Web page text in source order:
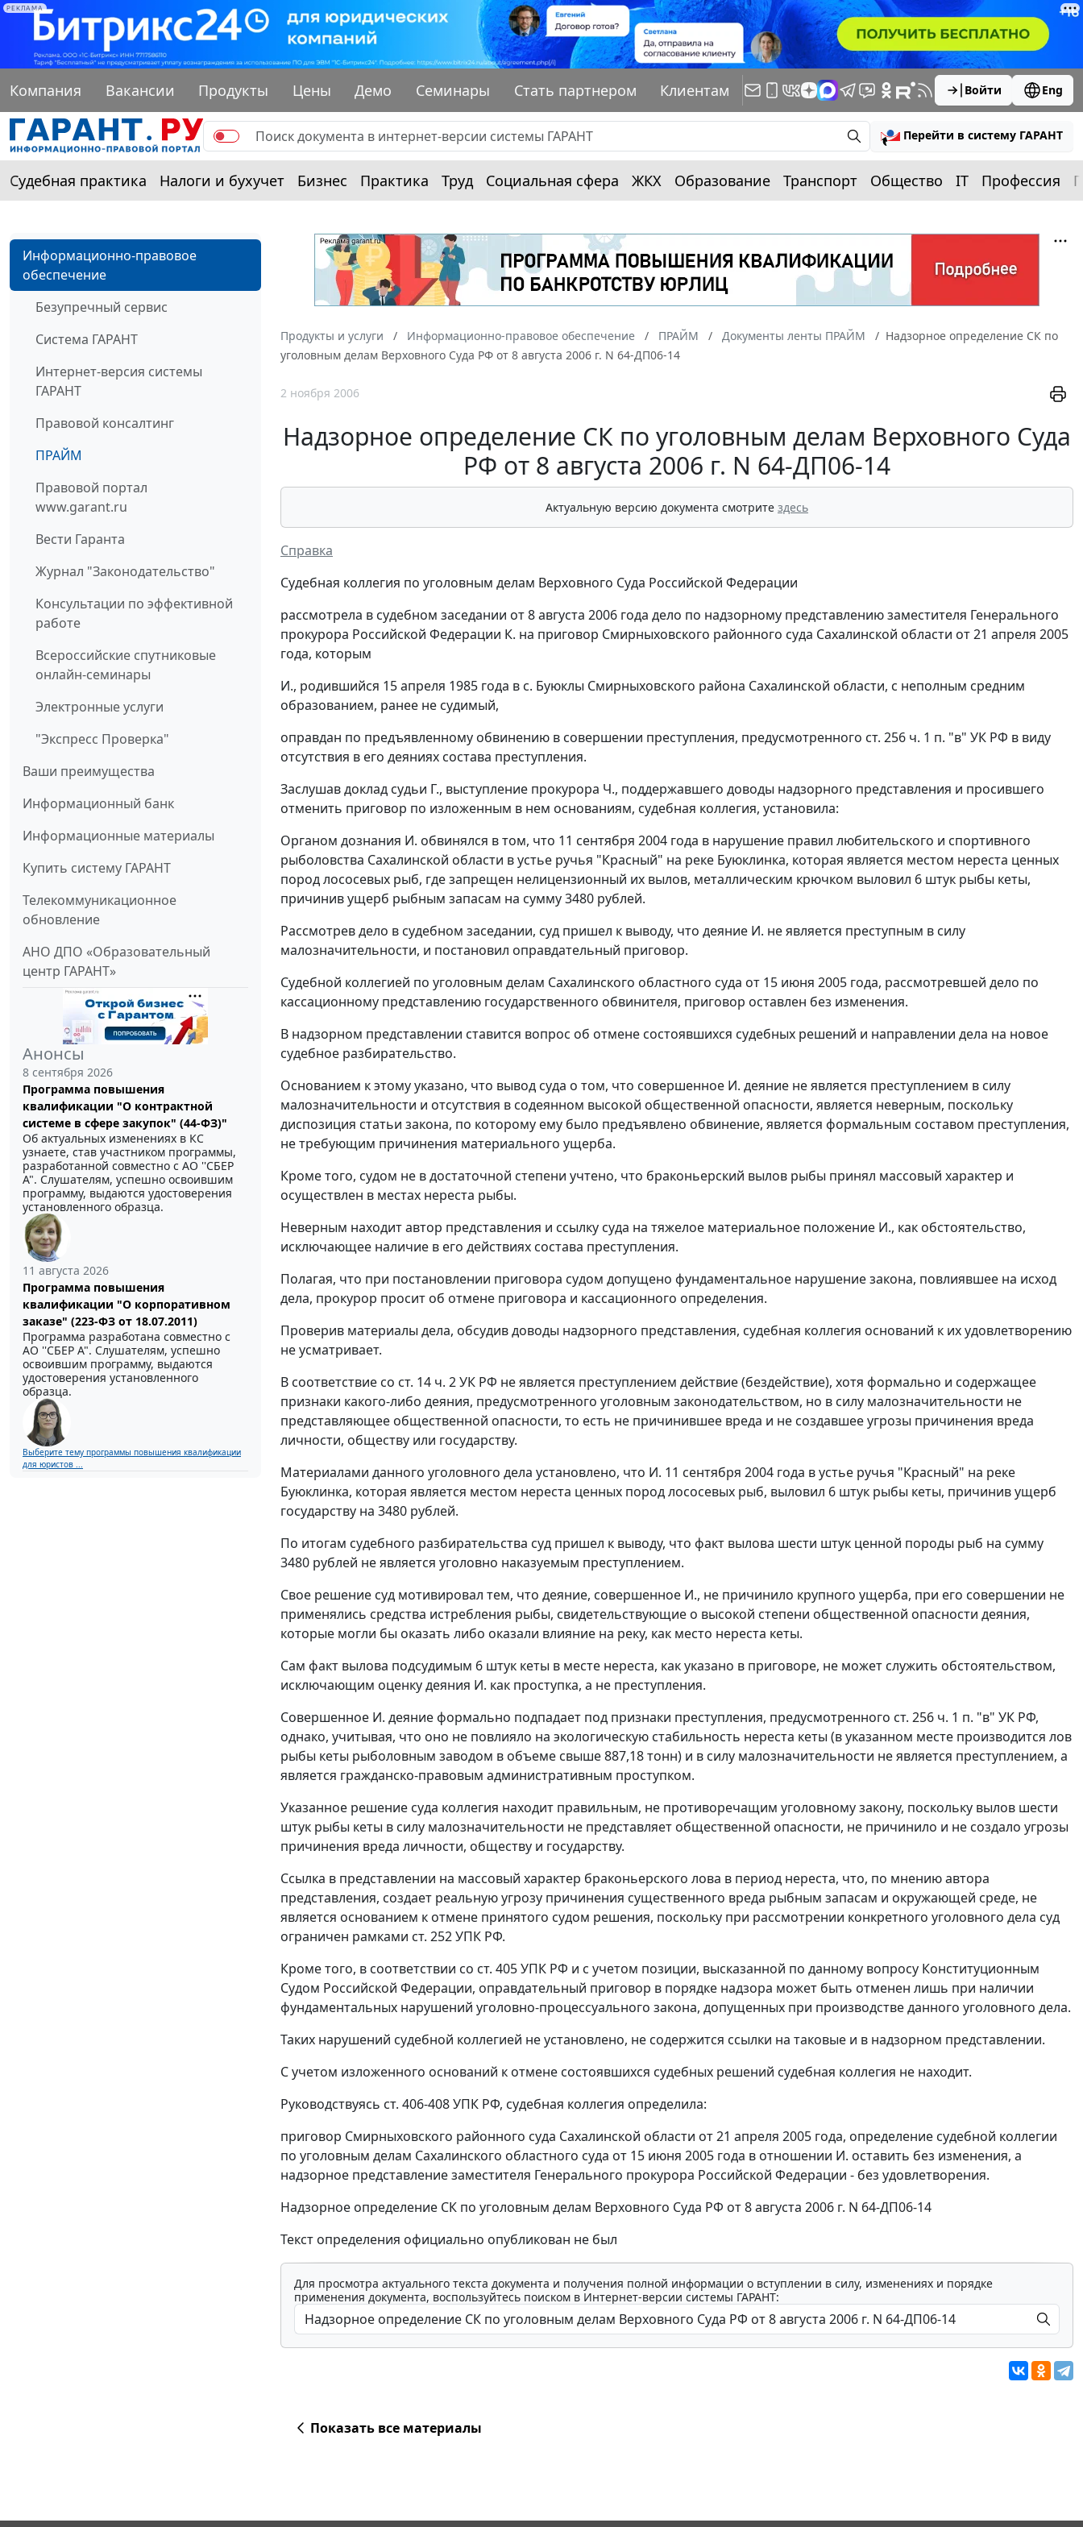
РЕКЛАМА
Компания Вакансии Продукты Цены Демо Семинары Стать партнером Клиентам Войти Eng
Перейти в систему ГАРАНТ
Судебная практика Налоги и бухучет Бизнес Практика Труд Социальная сфера ЖКХ Образование Транспорт Общество IT Профессия
Информационно-правовое
обеспечение
Безупречный сервис
Система ГАРАНТ
Интернет-версия системы
ГАРАНТ
Правовой консалтинг
ПРАЙМ
Правовой портал
www.garant.ru
Вести Гаранта
Журнал "Законодательство"
Консультации по эффективной
работе
Всероссийские спутниковые
онлайн-семинары
Электронные услуги
"Экспресс Проверка"
Ваши преимущества
Информационный банк
Информационные материалы
Купить систему ГАРАНТ
Телекоммуникационное
обновление
АНО ДПО «Образовательный
центр ГАРАНТ»
Анонсы
8 сентября 2026
Программа повышения
квалификации "О контрактной
системе в сфере закупок" (44-ФЗ)"
Об актуальных изменениях в КС
узнаете, став участником программы,
разработанной совместно с АО ''СБЕР
А". Слушателям, успешно освоившим
программу, выдаются удостоверения
установленного образца.
11 августа 2026
Программа повышения
квалификации "О корпоративном
заказе" (223-ФЗ от 18.07.2011)
Программа разработана совместно с
АО ''СБЕР А". Слушателям, успешно
освоившим программу, выдаются
удостоверения установленного
образца.
Выберите тему программы повышения квалификации
для юристов ...
Продукты и услуги Информационно-правовое обеспечение ПРАЙМ Документы ленты ПРАЙМ
Надзорное определение СК по
уголовным делам Верховного Суда РФ от 8 августа 2006 г. N 64-ДП06-14
2 ноября 2006
Надзорное определение СК по уголовным делам Верховного Суда
РФ от 8 августа 2006 г. N 64-ДП06-14
Актуальную версию документа смотрите здесь
Справка
Судебная коллегия по уголовным делам Верховного Суда Российской Федерации
рассмотрела в судебном заседании от 8 августа 2006 года дело по надзорному представлению заместителя Генерального
прокурора Российской Федерации К. на приговор Смирныховского районного суда Сахалинской области от 21 апреля 2005
года, которым
И., родившийся 15 апреля 1985 года в с. Буюклы Смирныховского района Сахалинской области, с неполным средним
образованием, ранее не судимый,
оправдан по предъявленному обвинению в совершении преступления, предусмотренного ст. 256 ч. 1 п. "в" УК РФ в виду
отсутствия в его деяниях состава преступления.
Заслушав доклад судьи Г., выступление прокурора Ч., поддержавшего доводы надзорного представления и просившего
отменить приговор по изложенным в нем основаниям, судебная коллегия, установила:
Органом дознания И. обвинялся в том, что 11 сентября 2004 года в нарушение правил любительского и спортивного
рыболовства Сахалинской области в устье ручья "Красный" на реке Буюклинка, которая является местом нереста ценных
пород лососевых рыб, где запрещен нелицензионный их вылов, металлическим крючком выловил 6 штук рыбы кеты,
причинив ущерб рыбным запасам на сумму 3480 рублей.
Рассмотрев дело в судебном заседании, суд пришел к выводу, что деяние И. не является преступным в силу
малозначительности, и постановил оправдательный приговор.
Судебной коллегией по уголовным делам Сахалинского областного суда от 15 июня 2005 года, рассмотревшей дело по
кассационному представлению государственного обвинителя, приговор оставлен без изменения.
В надзорном представлении ставится вопрос об отмене состоявшихся судебных решений и направлении дела на новое
судебное разбирательство.
Основанием к этому указано, что вывод суда о том, что совершенное И. деяние не является преступлением в силу
малозначительности и отсутствия в содеянном высокой общественной опасности, является неверным, поскольку
диспозиция статьи закона, по которому ему было предъявлено обвинение, является формальным составом преступления,
не требующим причинения материального ущерба.
Кроме того, судом не в достаточной степени учтено, что браконьерский вылов рыбы принял массовый характер и
осуществлен в местах нереста рыбы.
Неверным находит автор представления и ссылку суда на тяжелое материальное положение И., как обстоятельство,
исключающее наличие в его действиях состава преступления.
Полагая, что при постановлении приговора судом допущено фундаментальное нарушение закона, повлиявшее на исход
дела, прокурор просит об отмене приговора и кассационного определения.
Проверив материалы дела, обсудив доводы надзорного представления, судебная коллегия оснований к их удовлетворению
не усматривает.
В соответствие со ст. 14 ч. 2 УК РФ не является преступлением действие (бездействие), хотя формально и содержащее
признаки какого-либо деяния, предусмотренного уголовным законодательством, но в силу малозначительности не
представляющее общественной опасности, то есть не причинившее вреда и не создавшее угрозы причинения вреда
личности, обществу или государству.
Материалами данного уголовного дела установлено, что И. 11 сентября 2004 года в устье ручья "Красный" на реке
Буюклинка, которая является местом нереста ценных пород лососевых рыб, выловил 6 штук рыбы кеты, причинив ущерб
государству на 3480 рублей.
По итогам судебного разбирательства суд пришел к выводу, что факт вылова шести штук ценной породы рыб на сумму
3480 рублей не является уголовно наказуемым преступлением.
Свое решение суд мотивировал тем, что деяние, совершенное И., не причинило крупного ущерба, при его совершении не
применялись средства истребления рыбы, свидетельствующие о высокой степени общественной опасности деяния,
которые могли бы оказать либо оказали влияние на реку, как место нереста кеты.
Сам факт вылова подсудимым 6 штук кеты в месте нереста, как указано в приговоре, не может служить обстоятельством,
исключающим оценку деяния И. как проступка, а не преступления.
Совершенное И. деяние формально подпадает под признаки преступления, предусмотренного ст. 256 ч. 1 п. "в" УК РФ,
однако, учитывая, что оно не повлияло на экологическую стабильность нереста кеты (в указанном месте производится лов
рыбы кеты рыболовным заводом в объеме свыше 887,18 тонн) и в силу малозначительности не является преступлением, а
является гражданско-правовым административным проступком.
Указанное решение суда коллегия находит правильным, не противоречащим уголовному закону, поскольку вылов шести
штук рыбы кеты в силу малозначительности не представляет общественной опасности, не причинило и не создало угрозы
причинения вреда личности, обществу и государству.
Ссылка в представлении на массовый характер браконьерского лова в период нереста, что, по мнению автора
представления, создает реальную угрозу причинения существенного вреда рыбным запасам и окружающей среде, не
является основанием к отмене принятого судом решения, поскольку при рассмотрении конкретного уголовного дела суд
ограничен рамками ст. 252 УПК РФ.
Кроме того, в соответствии со ст. 405 УПК РФ и с учетом позиции, высказанной по данному вопросу Конституционным
Судом Российской Федерации, оправдательный приговор в порядке надзора может быть отменен лишь при наличии
фундаментальных нарушений уголовно-процессуального закона, допущенных при производстве данного уголовного дела.
Таких нарушений судебной коллегией не установлено, не содержится ссылки на таковые и в надзорном представлении.
С учетом изложенного оснований к отмене состоявшихся судебных решений судебная коллегия не находит.
Руководствуясь ст. 406-408 УПК РФ, судебная коллегия определила:
приговор Смирныховского районного суда Сахалинской области от 21 апреля 2005 года, определение судебной коллегии
по уголовным делам Сахалинского областного суда от 15 июня 2005 года в отношении И. оставить без изменения, а
надзорное представление заместителя Генерального прокурора Российской Федерации - без удовлетворения.
Надзорное определение СК по уголовным делам Верховного Суда РФ от 8 августа 2006 г. N 64-ДП06-14
Текст определения официально опубликован не был
Для просмотра актуального текста документа и получения полной информации о вступлении в силу, изменениях и порядке
применения документа, воспользуйтесь поиском в Интернет-версии системы ГАРАНТ:
Показать все материалы